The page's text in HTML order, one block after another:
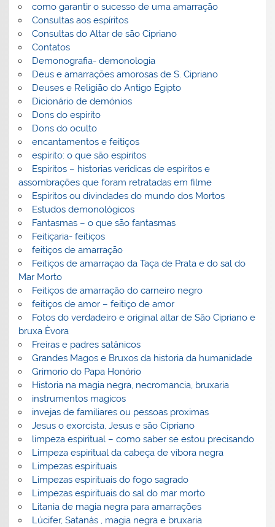
como garantir o sucesso de uma amarração
Consultas aos espíritos
Consultas do Altar de são Cipriano
Contatos
Demonografia- demonologia
Deus e amarrações amorosas de S. Cipriano
Deuses e Religião do Antigo Egipto
Dicionário de demónios
Dons do espírito
Dons do oculto
encantamentos e feitiços
espírito: o que são espíritos
Espiritos – historias veridicas de espiritos e
assombrações que foram retratadas em filme
Espíritos ou divindades do mundo dos Mortos
Estudos demonológicos
Fantasmas – o que são fantasmas
Feitiçaria- feitiços
feitiços de amarração
Feitiços de amarraçao da Taça de Prata e do sal do
Mar Morto
Feitiços de amarração do carneiro negro
feitiços de amor – feitiço de amor
Fotos do verdadeiro e original altar de São Cipriano e
bruxa Èvora
Freiras e padres satânicos
Grandes Magos e Bruxos da historia da humanidade
Grimorio do Papa Honório
Historia na magia negra, necromancia, bruxaria
instrumentos magicos
invejas de familiares ou pessoas proximas
Jesus o exorcista, Jesus e são Cipriano
limpeza espiritual – como saber se estou precisando
Limpeza espiritual da cabeça de víbora negra
Limpezas espirituais
Limpezas espirituais do fogo sagrado
Limpezas espirituais do sal do mar morto
Litania de magia negra para amarrações
Lúcifer, Satanás , magia negra e bruxaria